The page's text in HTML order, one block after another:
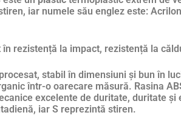
iar numele său englez este:
în rezistență la impact, rezistență la
stabil în dimensiuni și bun în
într-o oarecare măsură. Rasina
excelente de duritate, duritate
iar S reprezintă stiren.